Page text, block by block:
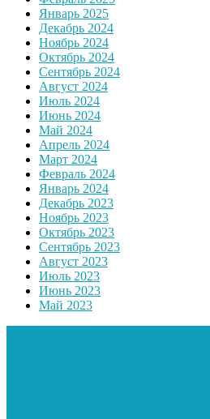
Январь 2025
Декабрь 2024
Ноябрь 2024
Октябрь 2024
Сентябрь 2024
Август 2024
Июль 2024
Июнь 2024
Май 2024
Апрель 2024
Март 2024
Февраль 2024
Январь 2024
Декабрь 2023
Ноябрь 2023
Октябрь 2023
Сентябрь 2023
Август 2023
Июль 2023
Июнь 2023
Май 2023